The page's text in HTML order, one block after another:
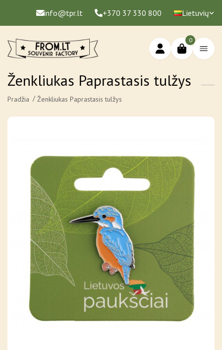
info@tpr.lt +370 37 330 800 Lietuvių
0
Ženkliukas Paprastasis tulžys
Pradžia Ženkliukas Paprastasis tulžys